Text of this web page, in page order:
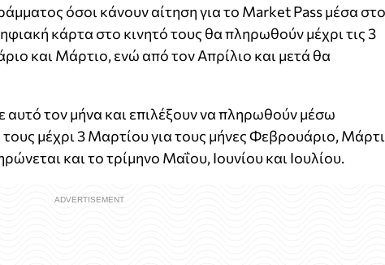
όσοι κάνουν αίτηση για το Market Pass μέσα
κάρτα στο κινητό τους θα πληρωθούν μέχρι τις 3
και Μάρτιο, ενώ από τον Απρίλιο και μετά θα
τον μήνα και επιλέξουν να πληρωθούν μέσω
μέχρι 3 Μαρτίου για τους μήνες Φεβρουάριο,
και το τρίμηνο Μαΐου, Ιουνίου και Ιουλίου.